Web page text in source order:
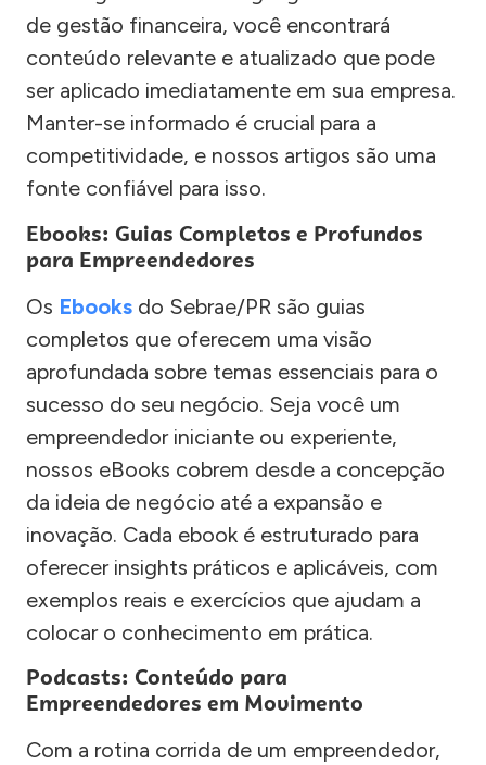
de gestão financeira, você encontrará
conteúdo relevante e atualizado que pode
ser aplicado imediatamente em sua empresa.
Manter-se informado é crucial para a
competitividade, e nossos artigos são uma
fonte confiável para isso.
Ebooks: Guias Completos e Profundos
para Empreendedores
Os Ebooks do Sebrae/PR são guias
completos que oferecem uma visão
aprofundada sobre temas essenciais para o
sucesso do seu negócio. Seja você um
empreendedor iniciante ou experiente,
nossos eBooks cobrem desde a concepção
da ideia de negócio até a expansão e
inovação. Cada ebook é estruturado para
oferecer insights práticos e aplicáveis, com
exemplos reais e exercícios que ajudam a
colocar o conhecimento em prática.
Podcasts: Conteúdo para
Empreendedores em Movimento
Com a rotina corrida de um empreendedor,